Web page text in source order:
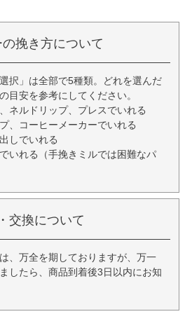
挽き方について
択」は全部で5種類。どれを選んだ
目安を参考にしてください。
ネルドリップ、プレスでいれる
、コーヒーメーカーでいれる
しでいれる
いれる（手挽きミルでは困難なパ
交換について
、万全を期しておりますが、万一
したら、商品到着後3日以内にお知